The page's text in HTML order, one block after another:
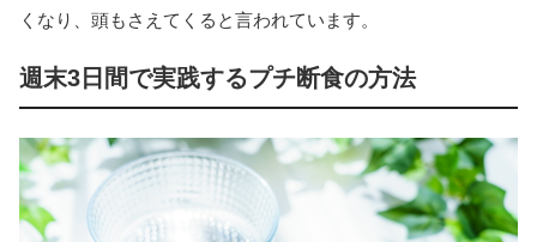
くなり、頭もさえてくると言われています。
週末3日間で実践するプチ断食の方法